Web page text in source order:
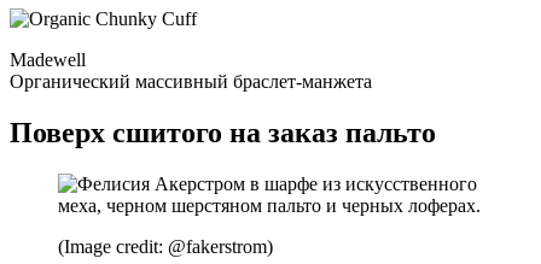
Madewell
Органический массивный браслет-манжета
Поверх сшитого на заказ пальто
(Image credit: @fakerstrom)